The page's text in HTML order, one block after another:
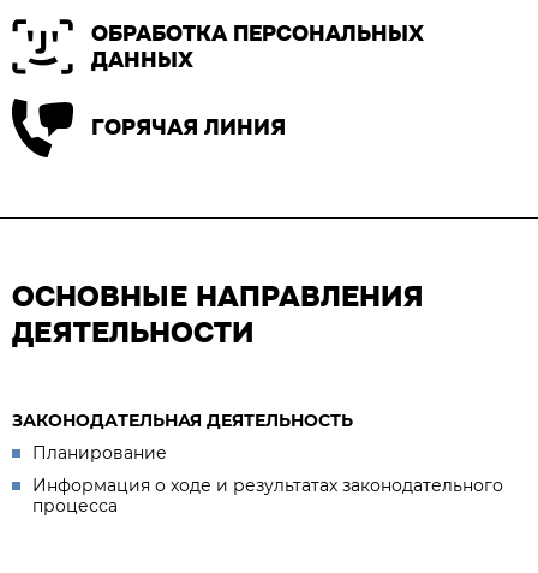
ОБРАБОТКА ПЕРСОНАЛЬНЫХ
ДАННЫХ
ГОРЯЧАЯ ЛИНИЯ
ОСНОВНЫЕ НАПРАВЛЕНИЯ
ДЕЯТЕЛЬНОСТИ
ЗАКОНОДАТЕЛЬНАЯ ДЕЯТЕЛЬНОСТЬ
Планирование
Информация о ходе и результатах законодательного
процесса